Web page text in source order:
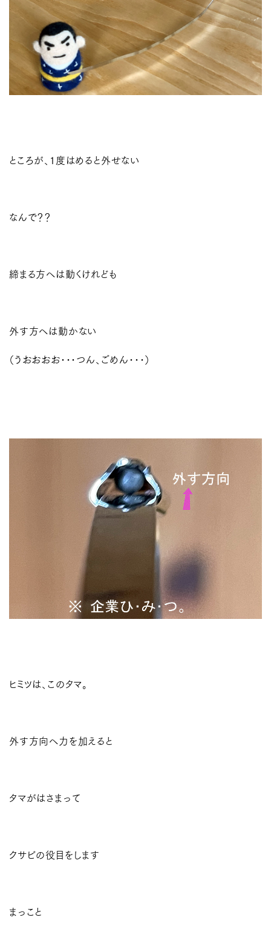
ところが、１度はめると外せない
なんで？？
締まる方へは動くけれども
外す方へは動かない
（うおおおお･･･つん、ごめん･･･）
ヒミツは、このタマ。
外す方向へ力を加えると
タマがはさまって
クサビの役目をします
まっこと